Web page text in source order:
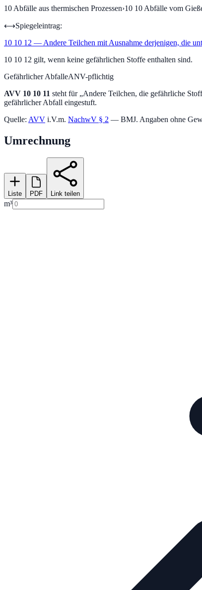
10 Abfälle aus thermischen Prozessen›10 10 Abfälle vom
⟷Spiegeleintrag:
10 10 12 — Andere Teilchen mit Ausnahme derjenigen, die
10 10 12 gilt, wenn keine gefährlichen Stoffe enthalten sind.
Gefährlicher AbfalleANV-pflichtig
AVV 10 10 11 steht für „Andere Teilchen, die gefährliche
gefährlicher Abfall eingestuft.
Quelle: AVV i.V.m. NachwV § 2 — BMJ. Angaben ohne
Umrechnung
Liste PDF Link teilen
m³